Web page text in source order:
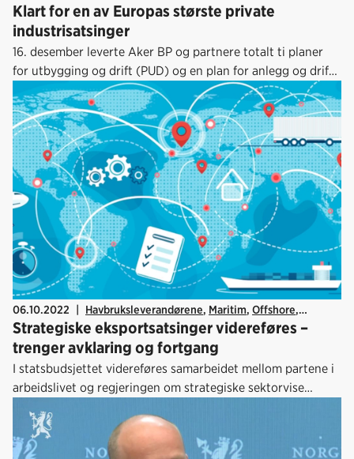
Klart for en av Europas største private
industrisatsinger
16. desember leverte Aker BP og partnere totalt ti planer
for utbygging og drift (PUD) og en plan for anlegg og drift
(PAD) til Olje- og energidepartementet (OED). Med totale
investeringer på i overkant av 200 milliarder kroner utgjør
disse Aker BP-opererte olje- og gassprosjektene en av
Europas største private industrisatsinger.
06.10.2022 | Havbruksleverandørene, Maritim, Offshore,
Designindustrien,Statsbudsjettet
Strategiske eksportsatsinger videreføres –
trenger avklaring og fortgang
I statsbudsjettet videreføres samarbeidet mellom partene i
arbeidslivet og regjeringen om strategiske sektorvise
starte satsinger og etterspørselsstyring må sikres.